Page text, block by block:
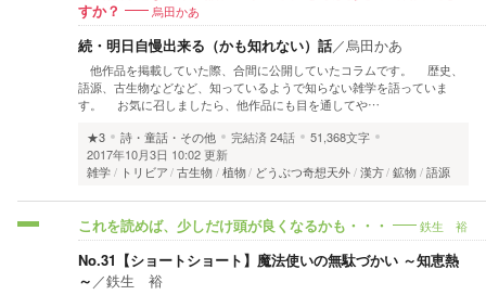
すか？
烏田かあ
続・明日自慢出来る（かも知れない）話／烏田かあ
他作品を掲載していた際、合間に公開していたコラムです。 歴史、
語源、古生物などなど、知っているようで知らない雑学を語っていま
す。 お気に召しましたら、他作品にも目を通してや…
★3
詩・童話・その他 完結済24話
51,368文字
2017年10月3日 10:02 更新
雑学
トリビア 古生物 植物 どうぶつ奇想天外 漢方 鉱物 語源
これを読めば、少しだけ頭が良くなるかも・・・ 鉄生 裕
No.31【ショートショート】魔法使いの無駄づかい ～知恵熱
～ ／鉄生 裕